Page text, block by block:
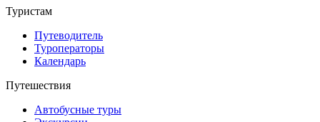
Туристам
Путеводитель
Туроператоры
Календарь
Путешествия
Автобусные туры